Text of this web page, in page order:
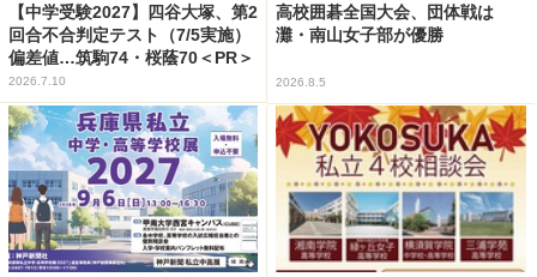
【中学受験2027】四谷大塚、第2
回合不合判定テスト（7/5実施）
偏差値…筑駒74・桜蔭70＜PR＞
2026.7.10
高校囲碁全国大会、団体戦は
灘・南山女子部が優勝
2026.8.5